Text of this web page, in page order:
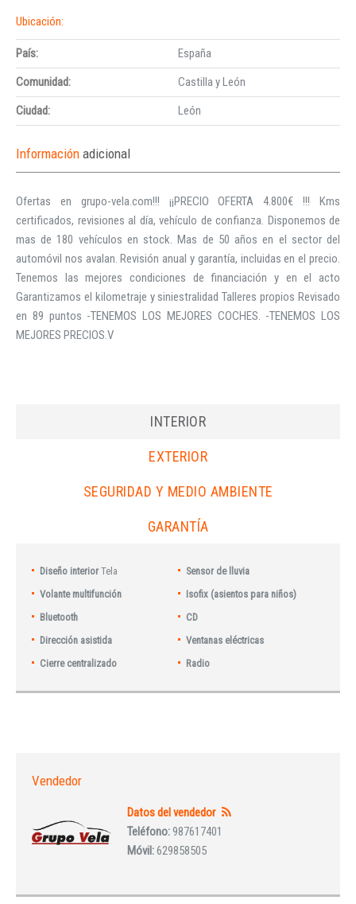
Ubicación:
País:
España
Comunidad:
Castilla y León
Ciudad:
León
Información adicional
Ofertas en grupo-vela.com!!! ¡¡PRECIO OFERTA 4.800€ !!! Kms
certificados, revisiones al día, vehículo de confianza. Disponemos de
mas de 180 vehículos en stock. Mas de 50 años en el sector del
automóvil nos avalan. Revisión anual y garantía, incluidas en el precio.
Tenemos las mejores condiciones de financiación y en el acto
Garantizamos el kilometraje y siniestralidad Talleres propios Revisado
en 89 puntos -TENEMOS LOS MEJORES COCHES. -TENEMOS LOS
MEJORES PRECIOS.V
INTERIOR
EXTERIOR
SEGURIDAD Y MEDIO AMBIENTE
GARANTÍA
Diseño interior Tela
Sensor de lluvia
Volante multifunción
Isofix (asientos para niños)
Bluetooth
CD
Dirección asistida
Ventanas eléctricas
Cierre centralizado
Radio
Vendedor
Datos del vendedor
Teléfono:987617401
Móvil:629858505